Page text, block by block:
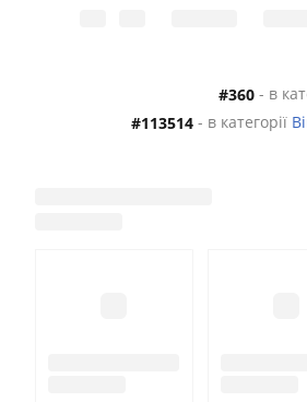
#360 - в
#113514 - в категорії